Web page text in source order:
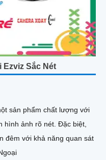
Ezviz Sắc Nét
sản phẩm chất lượng với
rõ nét. Đặc biệt,
đêm với khả năng quan sát